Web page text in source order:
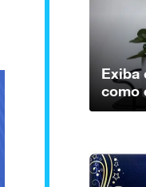
Exiba
como